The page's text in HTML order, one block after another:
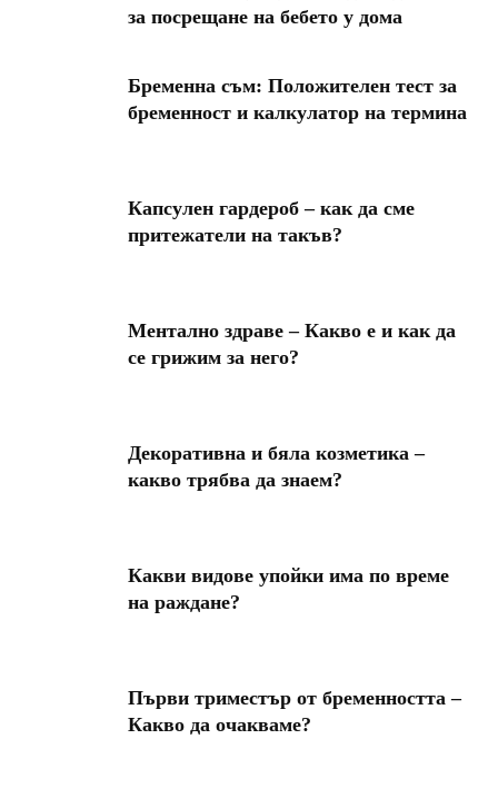
за посрещане на бебето у дома
Бременна съм: Положителен тест за
бременност и калкулатор на термина
Капсулен гардероб – как да сме
притежатели на такъв?
Ментално здраве – Какво е и как да
се грижим за него?
Декоративна и бяла козметика –
какво трябва да знаем?
Какви видове упойки има по време
на раждане?
Първи триместър от бременността –
Какво да очакваме?